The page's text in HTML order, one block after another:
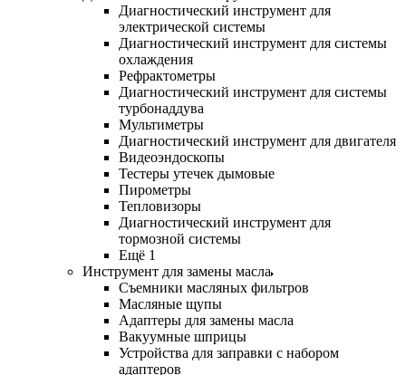
Диагностический инструмент для
электрической системы
Диагностический инструмент для системы
охлаждения
Рефрактометры
Диагностический инструмент для системы
турбонаддува
Мультиметры
Диагностический инструмент для двигателя
Видеоэндоскопы
Тестеры утечек дымовые
Пирометры
Тепловизоры
Диагностический инструмент для
тормозной системы
Ещё 1
Инструмент для замены масла
Съемники масляных фильтров
Масляные щупы
Адаптеры для замены масла
Вакуумные шприцы
Устройства для заправки с набором
адаптеров